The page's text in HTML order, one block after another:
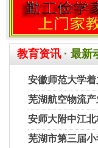
教育资讯 · 最新
安徽师范大学
芜湖航空物流
安师大附中江
芜湖市第三届